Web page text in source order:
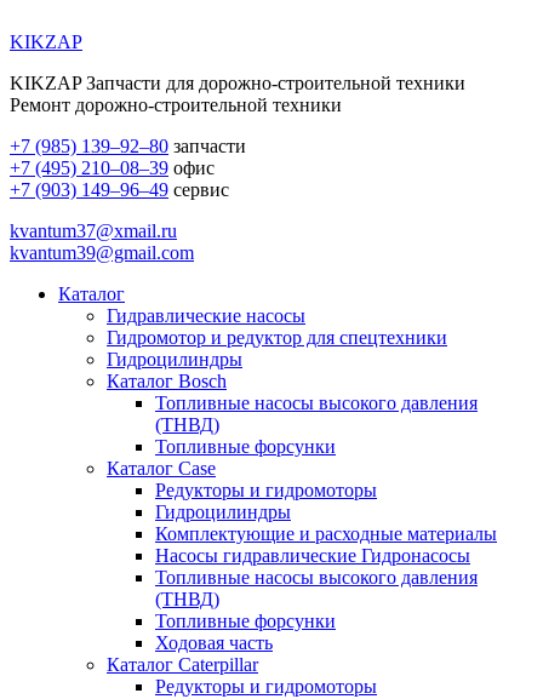
KIKZAP
KIKZAP Запчасти для дорожно-строительной техники
Ремонт дорожно-строительной техники
+7 (985) 139–92–80 запчасти
+7 (495) 210–08–39 офис
+7 (903) 149–96–49 сервис
kvantum37@xmail.ru
kvantum39@gmail.com
Каталог
Гидравлические насосы
Гидромотор и редуктор для спецтехники
Гидроцилиндры
Каталог Bosch
Топливные насосы высокого давления
(ТНВД)
Топливные форсунки
Каталог Case
Редукторы и гидромоторы
Гидроцилиндры
Комплектующие и расходные материалы
Насосы гидравлические Гидронасосы
Топливные насосы высокого давления
(ТНВД)
Топливные форсунки
Ходовая часть
Каталог Caterpillar
Редукторы и гидромоторы